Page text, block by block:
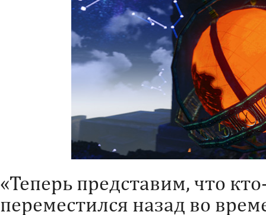
«Теперь представим, что
переместился назад во